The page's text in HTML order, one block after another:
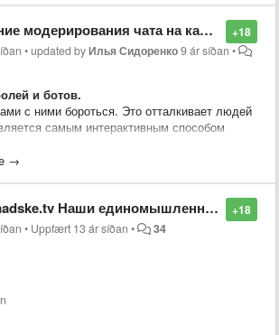
+18
чата на канале youtube.
•updated byИлья Сидоренко9 ár síðan •
и ботов.
с ними бороться. Это отталкивает людей
самым интерактивным способом
значительное влияние на
"розсеять толпу".
организацию площадки, которая на
объединит волонтёров готовых
и оказать посильную
ролики до разноплановой IT
→
+18
Наши единомышленники. Рекомендую!
• Uppfært 13 ár síðan • 34